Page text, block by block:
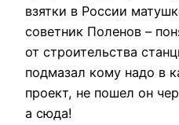
взятки в России
советник Поленов –
от строительства
подмазал кому надо в
проект, не пошел он
а сюда!